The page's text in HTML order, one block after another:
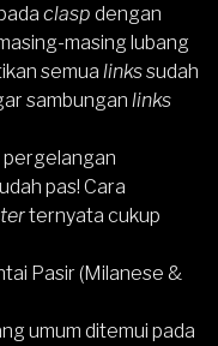
clasp dengan
masing lubang
semua linkssudah
sambungan links
pergelangan
pas! Cara
ternyata cukup
Pasir (Milanese &
umum ditemui pada